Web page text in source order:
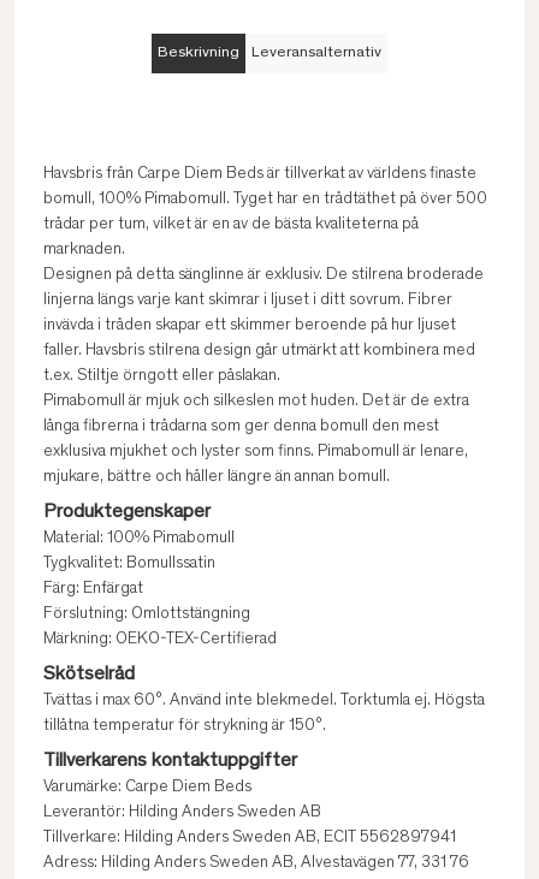
Beskrivning Leveransalternativ
Havsbris från Carpe Diem Beds är tillverkat av världens finaste
bomull, 100% Pimabomull. Tyget har en trådtäthet på över 500
trådar per tum, vilket är en av de bästa kvaliteterna på
marknaden.
Designen på detta sänglinne är exklusiv. De stilrena broderade
linjerna längs varje kant skimrar i ljuset i ditt sovrum. Fibrer
invävda i tråden skapar ett skimmer beroende på hur ljuset
faller. Havsbris stilrena design går utmärkt att kombinera med
t.ex. Stiltje örngott eller påslakan.
Pimabomull är mjuk och silkeslen mot huden. Det är de extra
långa fibrerna i trådarna som ger denna bomull den mest
exklusiva mjukhet och lyster som finns. Pimabomull är lenare,
mjukare, bättre och håller längre än annan bomull.
Produktegenskaper
Material: 100% Pimabomull
Tygkvalitet: Bomullssatin
Färg: Enfärgat
Förslutning: Omlottstängning
Märkning: OEKO-TEX-Certifierad
Skötselråd
Tvättas i max 60°. Använd inte blekmedel. Torktumla ej. Högsta
tillåtna temperatur för strykning är 150°.
Tillverkarens kontaktuppgifter
Varumärke: Carpe Diem Beds
Leverantör: Hilding Anders Sweden AB
Tillverkare: Hilding Anders Sweden AB, ECIT 5562897941
Adress: Hilding Anders Sweden AB, Alvestavägen 77, 331 76